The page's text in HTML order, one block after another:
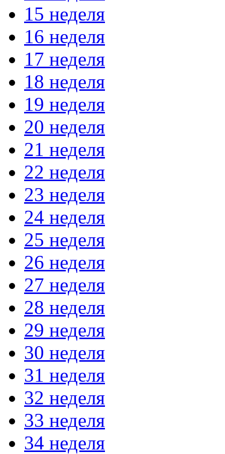
15 неделя
16 неделя
17 неделя
18 неделя
19 неделя
20 неделя
21 неделя
22 неделя
23 неделя
24 неделя
25 неделя
26 неделя
27 неделя
28 неделя
29 неделя
30 неделя
31 неделя
32 неделя
33 неделя
34 неделя